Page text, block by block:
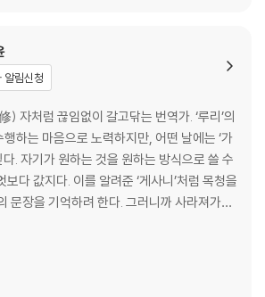
알림신청
) 자처럼 끊임없이 갈고닦는 번역가. ‘루리’의
하는 마음으로 노력하지만, 어떤 날에는 ‘가
다. 자기가 원하는 것을 원하는 방식으로 쓸 수
보다 값지다. 이를 알려준 ‘게사니’처럼 목청을
문장을 기억하려 한다. 그러니까 사라져가는
노래하고 싶어진다는 것. 새로운 소설을 쓸 준
운의 주문을 외울 차례다. ‘루루’ ‘루루’. 장